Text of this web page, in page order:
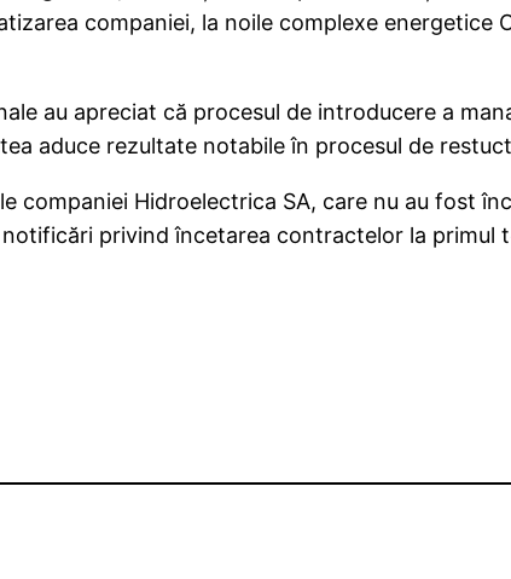
companiei, la noile complexe energetice
au apreciat că procesul de introducere a
aduce rezultate notabile în procesul de
companiei Hidroelectrica SA, care nu au fost
privind încetarea contractelor la primul